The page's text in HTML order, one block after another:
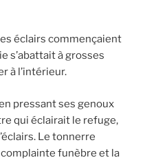
éclairs commençaient
s’abattait à grosses
à l’intérieur.
pressant ses genoux
qui éclairait le refuge,
Le tonnerre
funèbre et la